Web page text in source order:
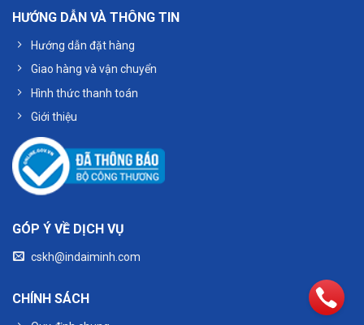
HƯỚNG DẪN VÀ THÔNG TIN
Hướng dẫn đặt hàng
Giao hàng và vận chuyển
Hình thức thanh toán
Giới thiệu
GÓP Ý VỀ DỊCH VỤ
cskh@indaiminh.com
CHÍNH SÁCH